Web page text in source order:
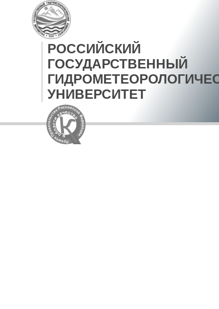
РОССИЙСКИЙ
ГОСУДАРСТВЕННЫЙ
УНИВЕРСИТЕТ